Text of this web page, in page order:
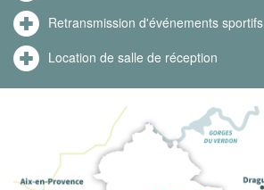
Retransmission d'événements sportifs
Location de salle de réception